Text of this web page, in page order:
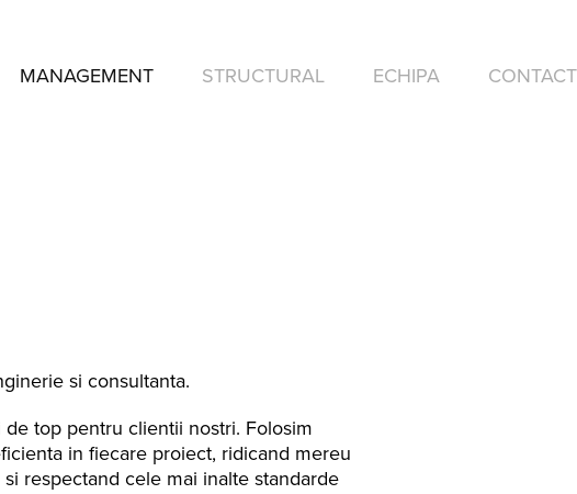
MANAGEMENT STRUCTURAL ECHIPA CONTACT
si consultanta.
top pentru clientii nostri. Folosim
in fiecare proiect, ridicand mereu
respectand cele mai inalte standarde